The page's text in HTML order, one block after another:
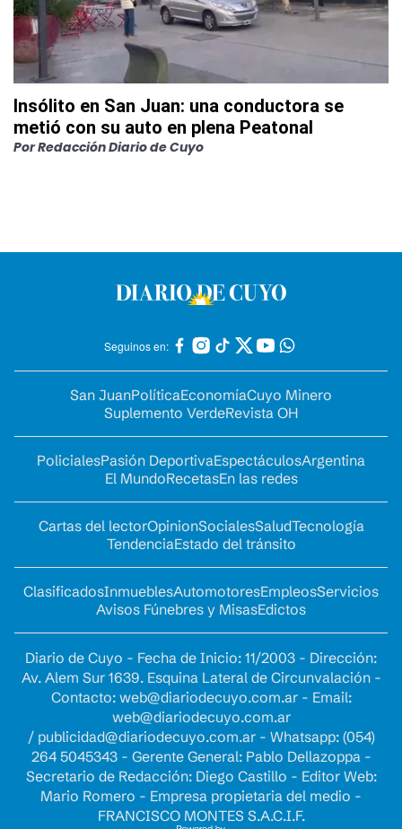
Insólito en San Juan: una conductora se
metió con su auto en plena Peatonal
PorRedacción Diario de Cuyo
Seguinos en:
San JuanPolíticaEconomíaCuyo Minero
Suplemento VerdeRevista OH
PolicialesPasión DeportivaEspectáculosArgentina
El MundoRecetasEn las redes
Cartas del lectorOpinionSocialesSaludTecnología
TendenciaEstado del tránsito
ClasificadosInmueblesAutomotoresEmpleosServicios
Avisos Fúnebres y MisasEdictos
Diario de Cuyo - Fecha de Inicio: 11/2003 - Dirección:
Av. Alem Sur 1639. Esquina Lateral de Circunvalación -
Contacto: web@diariodecuyo.com.ar- Email:
web@diariodecuyo.com.ar
/ publicidad@diariodecuyo.com.ar- Whatsapp: (054)
264 5045343 - Gerente General: Pablo Dellazoppa -
Secretario de Redacción: Diego Castillo - Editor Web:
Mario Romero - Empresa propietaria del medio -
FRANCISCO MONTES S.A.C.I.F.